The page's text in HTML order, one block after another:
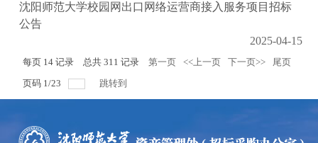
沈阳师范大学校园网出口网络运营商接入服务项目招标
公告
2025-04-15
每页 14 记录 总共 311 记录 第一页 <<上一页 下一页>>
尾页
页码 1/23 跳转到